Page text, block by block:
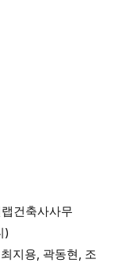
건축사사무
)
최지용, 곽동현, 조